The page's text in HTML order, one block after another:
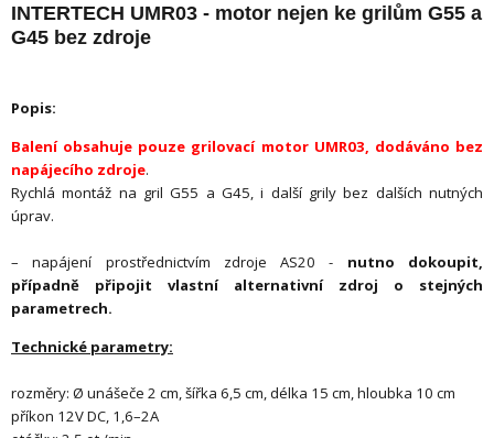
INTERTECH UMR03 - motor nejen ke grilům G55 a
G45 bez zdroje
Popis:
Balení obsahuje pouze grilovací motor UMR03, dodáváno bez
napájecího zdroje.
Rychlá montáž na gril G55 a G45, i další grily bez dalších nutných
úprav.
– napájení prostřednictvím zdroje AS20 - nutno dokoupit,
případně připojit vlastní alternativní zdroj o stejných
parametrech.
Technické parametry:
rozměry: Ø unášeče 2 cm, šířka 6,5 cm, délka 15 cm, hloubka 10 cm
příkon 12V DC, 1,6–2A